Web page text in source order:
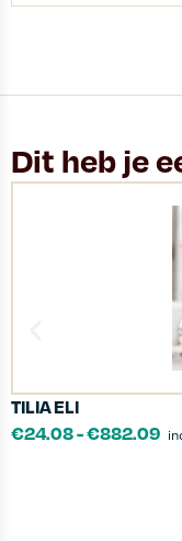
Dit heb je
TILIA ELI
€24.08-€882.09